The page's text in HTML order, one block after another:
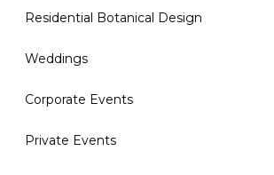
Residential Botanical Design
Weddings
Corporate Events
Private Events